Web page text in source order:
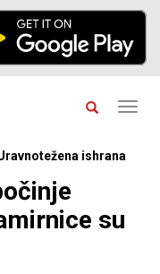
ishrana
su